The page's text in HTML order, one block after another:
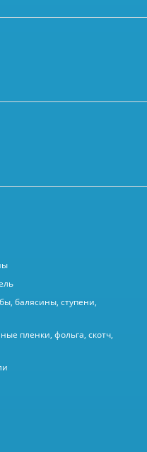
балясины, ступени,
пленки, фольга, скотч,